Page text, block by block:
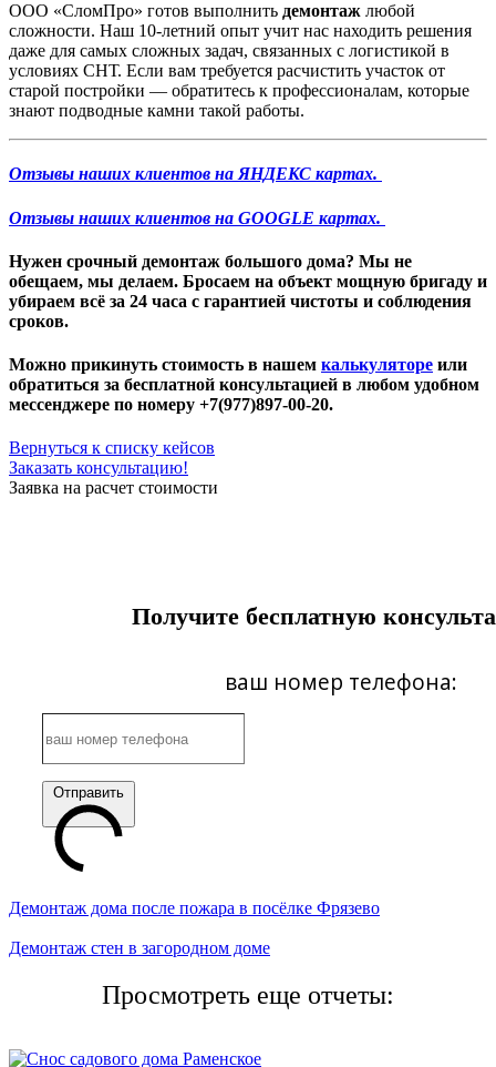
ООО «СломПро» готов выполнить демонтаж любой
сложности. Наш 10-летний опыт учит нас находить решения
даже для самых сложных задач, связанных с логистикой в
условиях СНТ. Если вам требуется расчистить участок от
старой постройки — обратитесь к профессионалам, которые
знают подводные камни такой работы.
Отзывы наших клиентов на ЯНДЕКС картах.
Отзывы наших клиентов на GOOGLE картах.
Нужен срочный демонтаж большого дома? Мы не
обещаем, мы делаем. Бросаем на объект мощную бригаду и
убираем всё за 24 часа с гарантией чистоты и соблюдения
сроков.
Можно прикинуть стоимость в нашем калькуляторе или
обратиться за бесплатной консультацией в любом удобном
мессенджере по номеру +7(977)897-00-20.
Вернуться к списку кейсов
Заказать консультацию!
Заявка на расчет стоимости
Получите бесплатную
ваш номер телефона:
Отправить
Демонтаж дома после пожара в посёлке Фрязево
Демонтаж стен в загородном доме
Просмотреть еще отчеты: